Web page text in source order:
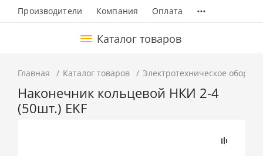
Производители Компания Оплата ...
Каталог товаров
Главная Каталог товаров Электротехническое
Наконечник кольцевой НКИ 2-4
(50шт.) EKF